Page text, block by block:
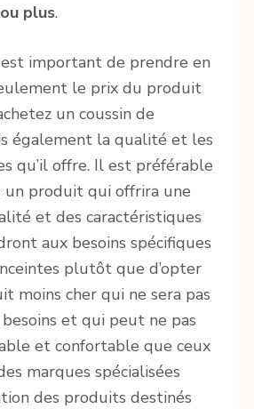
plus.
important de prendre en
le prix du produit
un coussin de
également la qualité et les
qu’il offre. Il est préférable
un produit qui offrira une
et des caractéristiques
aux besoins spécifiques
plutôt que d’opter
moins cher qui ne sera pas
et qui peut ne pas
et confortable que ceux
marques spécialisées
des produits destinés